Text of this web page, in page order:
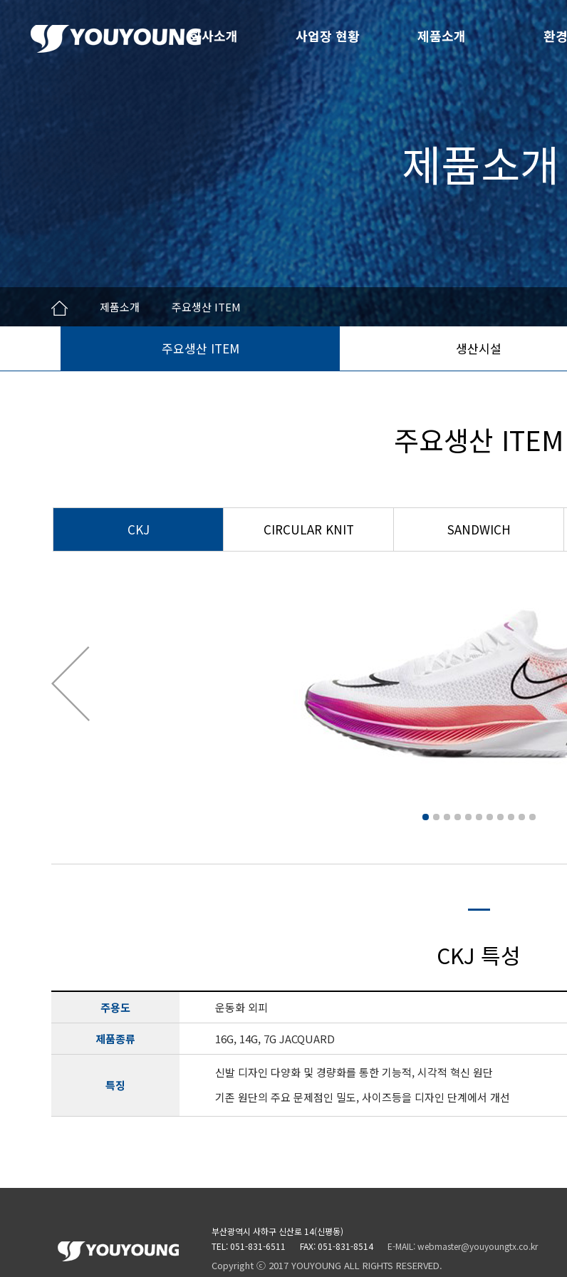
회사소개 사업장 현황 제품소개 환경
제품소개 주요생산 ITEM
주요생산 ITEM 생산시설
주요생산 ITEM
CKJ CIRCULAR KNIT SANDWICH
CKJ 특성
주용도 운동화 외피
제품종류 16G, 14G, 7G JACQUARD
특징
신발 디자인 다양화 및 경량화를 통한 기능적, 시각적 혁신 원단
기존 원단의 주요 문제점인 밀도, 사이즈등을 디자인 단계에서 개선
부산광역시 사하구 신산로 14(신평동)
TEL: 051-831-6511
FAX: 051-831-8514 E-MAIL: webmaster@youyoungtx.co.kr
Copyright ⓒ 2017 YOUYOUNG ALL RIGHTS RESERVED.